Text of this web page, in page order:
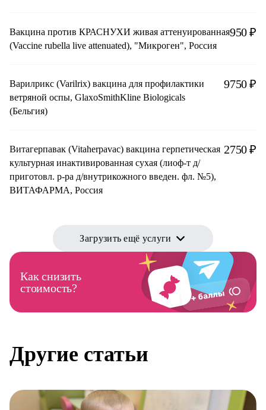
Вакцина против КРАСНУХИ живая аттенуированная
(Vaccine rubella live attenuated), "Микроген", Россия
950 ₽
Варилрикс (Varilrix) вакцина для профилактики
ветряной оспы, GlaxoSmithKline Biologicals
(Бельгия)
9750 ₽
Витагерпавак (Vitaherpavac) вакцина герпетическая
культурная инактивированная сухая (лиоф-т д/
приготовл. р-ра д/внутрикожного введен. фл. №5),
ВИТАФАРМА, Россия
2750 ₽
Загрузить ещё услуги
Как снизить
стоимость?
Другие статьи